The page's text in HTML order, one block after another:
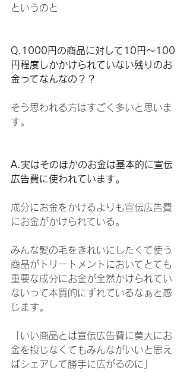
というのと
Q.1000円の商品に対して10円〜100
円程度しかかけられていない残りのお
金ってなんなの？？
そう思われる方はすごく多いと思いま
す。
A.実はそのほかのお金は基本的に宣伝
広告費に使われています。
成分にお金をかけるよりも宣伝広告費
にお金がかけられている。
みんな髪の毛をきれいにしたくて使う
商品がトリートメントにおいてとても
重要な成分にお金が全然かけられてい
ないって本質的にずれているなぁと感
じます。
「いい商品とは宣伝広告費に莫大にお
金を投じなくてもみんながいいと思え
ばシェアして勝手に広がるのに」